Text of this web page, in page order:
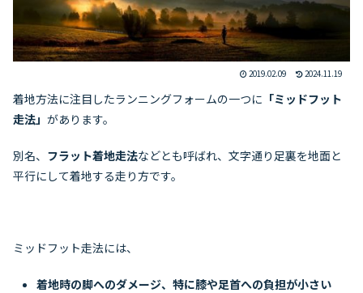
2019.02.09 2024.11.19
着地方法に注目したランニングフォームの一つに 「ミッドフット
走法」 があります。
別名、 フラット着地走法などとも呼ばれ、文字通り足裏を地面と
平行にして着地する走り方です。
ミッドフット走法には、
着地時の脚へのダメージ、特に膝や足首への負担が小さい